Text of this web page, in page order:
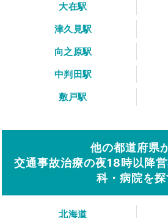
大在駅
津久見駅
向之原駅
中判田駅
敷戸駅
他の都道府県
交通事故治療の夜18時以降
科・病院を探
北海道